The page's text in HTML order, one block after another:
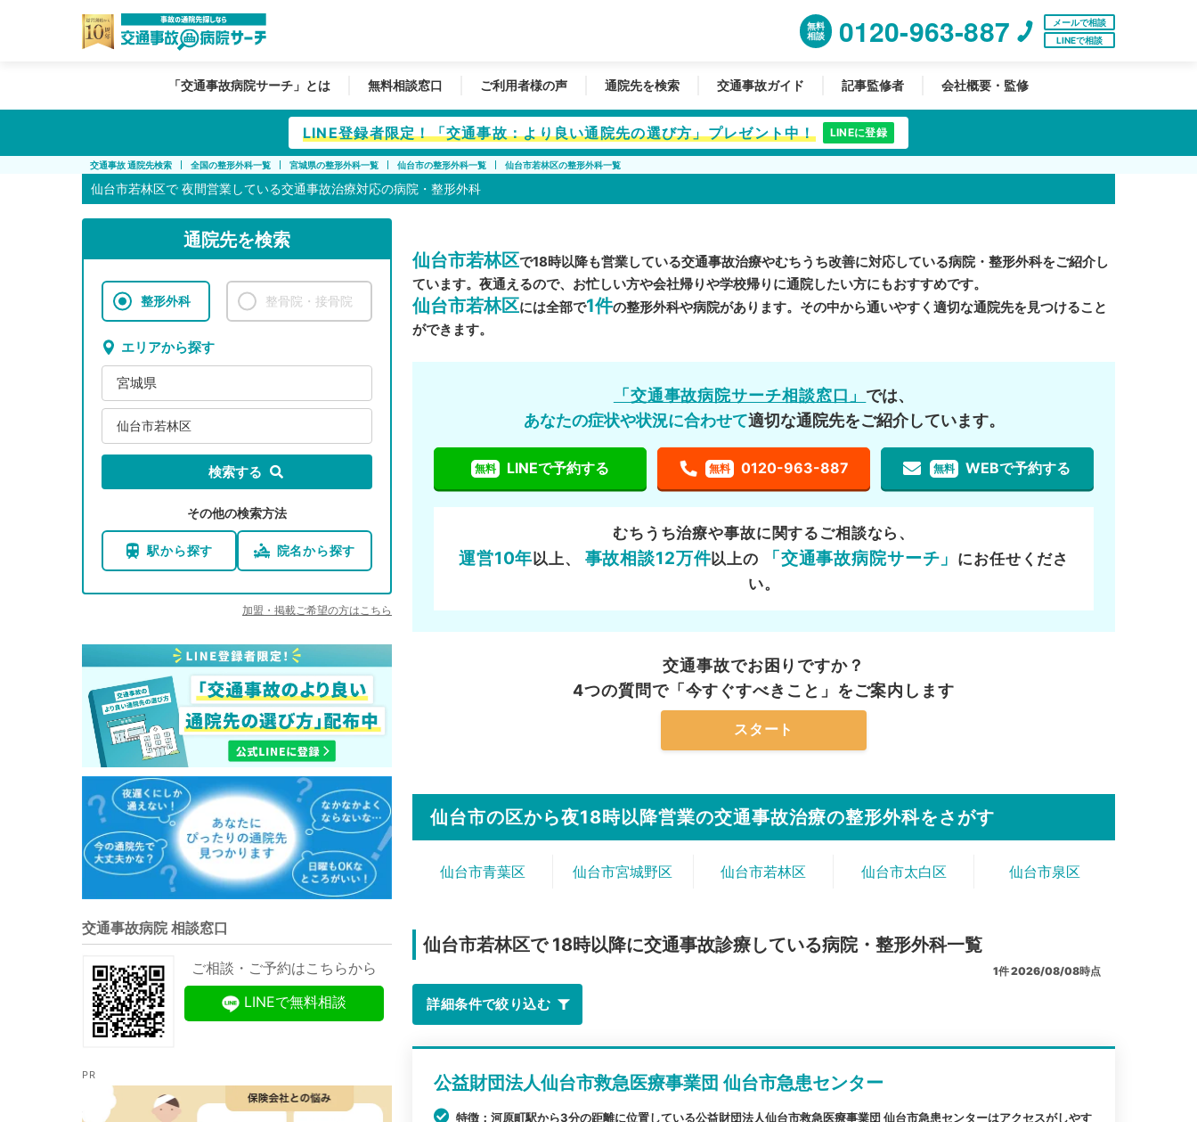
無料
相談
0120-963-887
メールで相談
LINEで相談
「交通事故病院サーチ」とは 無料相談窓口 ご利用者様の声 通院先を検索 交通事故ガイド 記事監修者 会社概要・監修
LINE登録者限定！「交通事故：より良い通院先の選び方」プレゼント中！ LINEに登録
交通事故 通院先検索 全国の整形外科一覧 宮城県の整形外科一覧 仙台市の整形外科一覧 仙台市若林区の整形外科一覧
仙台市若林区で 夜間営業している交通事故治療対応の病院・整形外科
通院先を検索
整形外科 整骨院・接骨院
エリアから探す
宮城県
仙台市若林区
検索する
その他の検索方法
駅から探す 院名から探す
加盟・掲載ご希望の方はこちら
交通事故病院 相談窓口
ご相談・ご予約はこちらから
LINEで無料相談
仙台市若林区で18時以降も営業している交通事故治療やむちうち改善に対応している病院・整形外科をご紹介し
ています。夜通えるので、お忙しい方や会社帰りや学校帰りに通院したい方にもおすすめです。
仙台市若林区には全部で1件の整形外科や病院があります。その中から通いやすく適切な通院先を見つけること
ができます。
「交通事故病院サーチ相談窓口」 では、
あなたの症状や状況に合わせて適切な通院先をご紹介しています。
無料 LINEで予約する 無料 0120-963-887 無料 WEBで予約する
むちうち治療や事故に関するご相談なら、
運営10年以上、 事故相談12万件以上の 「交通事故病院サーチ」 にお任せくださ
い。
交通事故でお困りですか？
4つの質問で「今すぐすべきこと」をご案内します
スタート
仙台市の区から夜18時以降営業の交通事故治療の整形外科をさがす
仙台市青葉区 仙台市宮城野区 仙台市若林区 仙台市太白区 仙台市泉区
仙台市若林区で 18時以降に交通事故診療している病院・整形外科一覧
1件2026/08/08時点
詳細条件で絞り込む
公益財団法人仙台市救急医療事業団 仙台市急患センター
特徴：河原町駅から3分の距離に位置している公益財団法人仙台市救急医療事業団 仙台市急患センターはアクセスがしやす